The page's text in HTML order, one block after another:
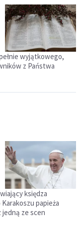
wyjątkowego,
z Państwa
księdza
papieża
jedną ze scen